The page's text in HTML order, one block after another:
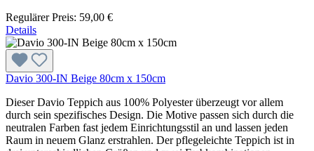
Regulärer Preis: 59,00 €
Details
Davio 300-IN Beige 80cm x 150cm
Dieser Davio Teppich aus 100% Polyester überzeugt vor allem
durch sein spezifisches Design. Die Motive passen sich durch die
neutralen Farben fast jedem Einrichtungsstil an und lassen jeden
Raum in neuem Glanz erstrahlen. Der pflegeleichte Teppich ist in